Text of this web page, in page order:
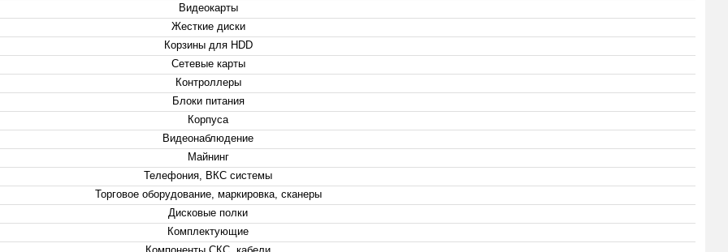
Видеокарты
Жесткие диски
Корзины для HDD
Сетевые карты
Контроллеры
Блоки питания
Корпуса
Видеонаблюдение
Майнинг
Телефония, ВКС системы
Торговое оборудование, маркировка, сканеры
Дисковые полки
Комплектующие